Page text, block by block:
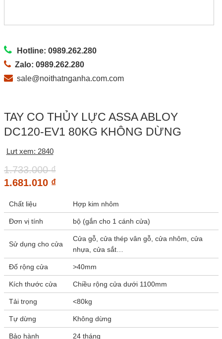
Hotline: 0989.262.280
Zalo: 0989.262.280
sale@noithatnganha.com.com
TAY CO THỦY LỰC ASSA ABLOY
DC120-EV1 80KG KHÔNG DỪNG
Lưt xem: 2840
1.733.000₫
1.681.010 ₫
Chất liệu Hợp kim nhôm
Đơn vị tính bộ (gắn cho 1 cánh cửa)
Sử dụng cho cửa
Cửa gỗ, cửa thép vân gỗ, cửa nhôm, cửa
nhựa, cửa sắt…
Đố rộng cửa >40mm
Kích thước cửa Chiều rộng cửa dưới 1100mm
Tải trọng <80kg
Tự dừng Không dừng
Bảo hành 24 tháng